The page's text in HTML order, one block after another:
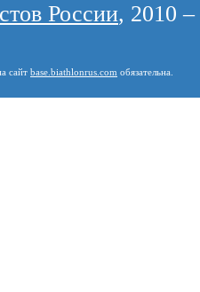
России, 2010
сайт base.biathlonrus.com обязательна.